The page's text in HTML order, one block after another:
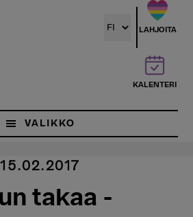
LAHJOITA
KALENTERI
VALIKKO
15.02.2017
takaa -